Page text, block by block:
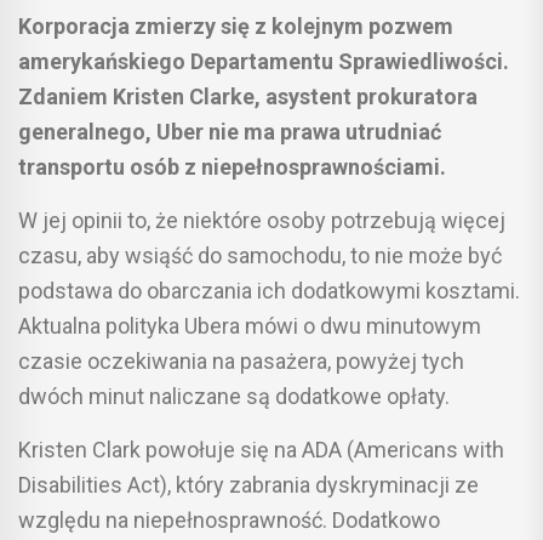
Korporacja zmierzy się z kolejnym pozwem
amerykańskiego Departamentu Sprawiedliwości.
Zdaniem Kristen Clarke, asystent prokuratora
generalnego, Uber nie ma prawa utrudniać
transportu osób z niepełnosprawnościami.
W jej opinii to, że niektóre osoby potrzebują więcej
czasu, aby wsiąść do samochodu, to nie może być
podstawa do obarczania ich dodatkowymi kosztami.
Aktualna polityka Ubera mówi o dwu minutowym
czasie oczekiwania na pasażera, powyżej tych
dwóch minut naliczane są dodatkowe opłaty.
Kristen Clark powołuje się na ADA (Americans with
Disabilities Act), który zabrania dyskryminacji ze
względu na niepełnosprawność. Dodatkowo